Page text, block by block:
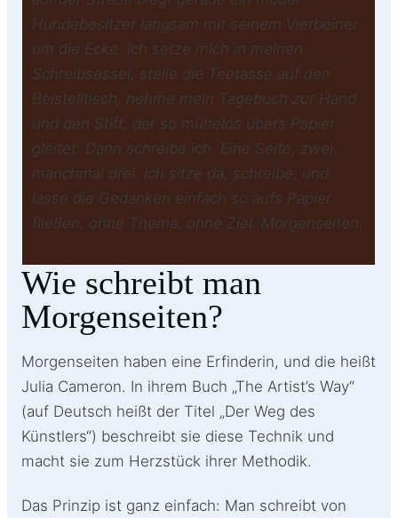
Hundebesitzer langsam mit seinem Vierbeiner
um die Ecke. Ich setze mich in meinen
Schreibsessel, stelle die Teetasse auf den
Beistelltisch, nehme mein Tagebuch zur Hand
und den Stift, der so mühelos übers Papier
gleitet. Dann schreibe ich. Eine Seite, zwei,
manchmal drei. Ich sitze da, schreibe, und
lasse die Gedanken einfach so aufs Papier
fließen, ohne Thema, ohne Ziel. Morgenseiten.
Wie schreibt man
Morgenseiten?
Morgenseiten haben eine Erfinderin, und die heißt
Julia Cameron. In ihrem Buch „The Artist’s Way“
(auf Deutsch heißt der Titel „Der Weg des
Künstlers“) beschreibt sie diese Technik und
macht sie zum Herzstück ihrer Methodik.
Das Prinzip ist ganz einfach: Man schreibt von